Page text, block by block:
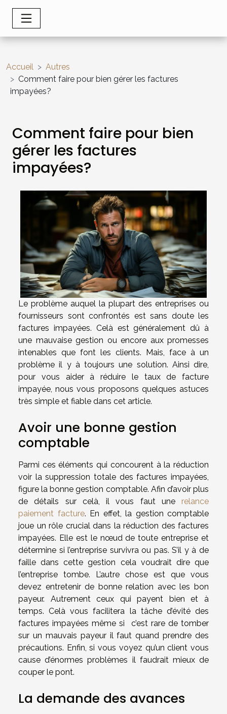
Accueil
Autres
Comment faire pour bien gérer les factures
impayées?
Comment faire pour bien
gérer les factures
impayées?
Le problème auquel la plupart des entreprises ou
fournisseurs sont confrontés est sans doute les
factures impayées. Celà est généralement dû à
une mauvaise gestion ou encore aux promesses
intenables que font les clients. Mais, face à un
problème il y à toujours une solution. Ainsi dire,
pour vous aider à réduire le taux de facture
impayée, nous vous proposons quelques astuces
très simple et fiable dans cet article.
Avoir une bonne gestion
comptable
Parmi ces éléments qui concourent à la réduction
voir la suppression totale des factures impayées,
figure la bonne gestion comptable. Afin d’avoir plus
de détails sur celà, il vous faut une relance
paiement facture. En effet, la gestion comptable
joue un rôle crucial dans la réduction des factures
impayées. Elle est le nœud de toute entreprise et
détermine si l’entreprise survivra ou pas. S’il y à de
faille dans cette gestion cela voudrait dire que
l’entreprise tombe. L’autre chose est que vous
devez entretenir de bonne relation avec les bon
payeur. Autrement ceux qui payent bien et à
temps. Celà vous facilitera la tâche d’évité des
factures impayées même si c’est rare de tomber
sur un mauvais payeur il faut quand prendre des
précautions. Enfin, si vous voyez qu’un client vous
cause d’énormes problèmes il faudrait mieux de
couper le pont.
La demande des avances